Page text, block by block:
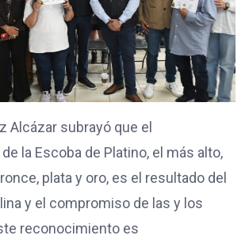
Alcázar subrayó que el
la Escoba de Platino, el más alto,
plata y oro, es el resultado del
y el compromiso de las y los
reconocimiento es